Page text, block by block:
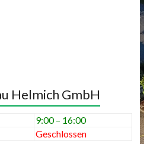
Helmich GmbH
9:00 – 16:00
Geschlossen